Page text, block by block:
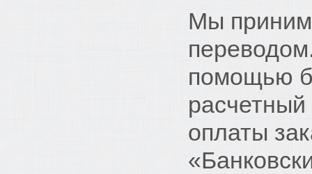
Мы
помощью
расчетный
оплаты